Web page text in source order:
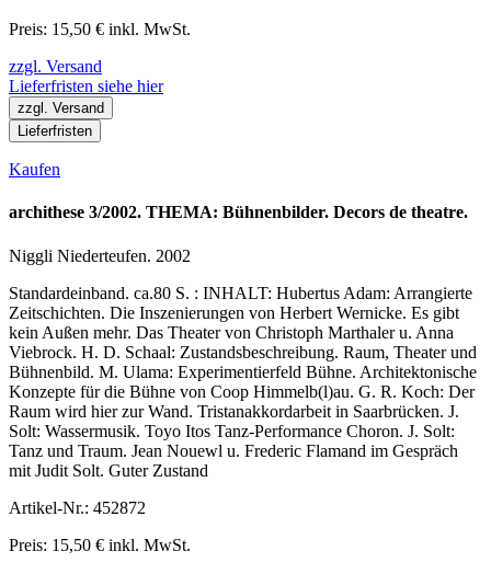
Preis: 15,50 € inkl. MwSt.
zzgl. Versand
Lieferfristen siehe hier
zzgl. Versand
Lieferfristen
Kaufen
archithese 3/2002. THEMA: Bühnenbilder. Decors de theatre.
Niggli Niederteufen. 2002
Standardeinband. ca.80 S. : INHALT: Hubertus Adam: Arrangierte
Zeitschichten. Die Inszenierungen von Herbert Wernicke. Es gibt
kein Außen mehr. Das Theater von Christoph Marthaler u. Anna
Viebrock. H. D. Schaal: Zustandsbeschreibung. Raum, Theater und
Bühnenbild. M. Ulama: Experimentierfeld Bühne. Architektonische
Konzepte für die Bühne von Coop Himmelb(l)au. G. R. Koch: Der
Raum wird hier zur Wand. Tristanakkordarbeit in Saarbrücken. J.
Solt: Wassermusik. Toyo Itos Tanz-Performance Choron. J. Solt:
Tanz und Traum. Jean Nouewl u. Frederic Flamand im Gespräch
mit Judit Solt. Guter Zustand
Artikel-Nr.: 452872
Preis: 15,50 € inkl. MwSt.